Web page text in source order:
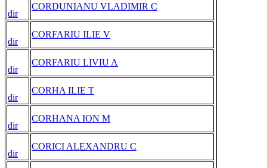
dir
CORDUNIANU VLADIMIR C
dir
CORFARIU ILIE V
dir
CORFARIU LIVIU A
dir
CORHA ILIE T
dir
CORHANA ION M
dir
CORICI ALEXANDRU C